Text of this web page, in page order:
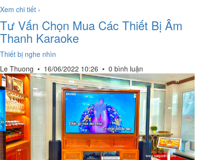
Xem chi tiết ›
Tư Vấn Chọn Mua Các Thiết Bị Âm
Thanh Karaoke
Thiết bị nghe nhìn
Le Thuong • 16/06/2022 10:26 • 0 bình luận